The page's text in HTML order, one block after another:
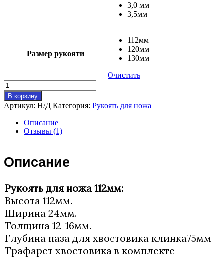
3,0 мм
3,5мм
Размер рукояти
112мм
120мм
130мм
Очистить
Количество
товара
Рукоять
для
ножа.
В корзину
Артикул: Н/Д Категория: Рукоять для ножа
Описание
Отзывы (1)
Описание
Рукоять для ножа 112мм:
Высота 112мм.
Ширина 24мм.
Толщина 12-16мм.
Глубина паза для хвостовика клинка75мм
Трафарет хвостовика в комплекте